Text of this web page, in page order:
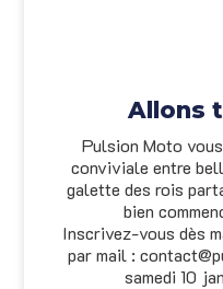
Allons
Pulsion Moto
conviviale entre
galette des rois
bien
Inscrivez-vous dès
par mail :
samedi 10